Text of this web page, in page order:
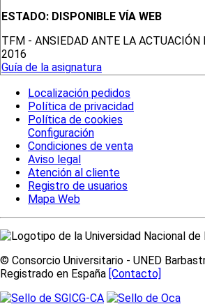
ESTADO: DISPONIBLE VÍA WEB
TFM - ANSIEDAD ANTE LA ACTUACIÓN
2016
Guía de la asignatura
Localización pedidos
Política de privacidad
Política de cookies
Configuración
Condiciones de venta
Aviso legal
Atención al cliente
Registro de usuarios
Mapa Web
© Consorcio Universitario - UNED
Registrado en España [Contacto]